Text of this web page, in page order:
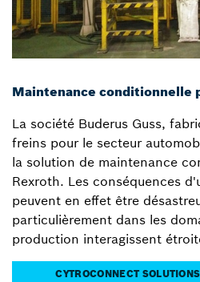
Maintenance conditionnelle
La société Buderus Guss,
freins pour le secteur
la solution de maintenance
Rexroth. Les conséquences
peuvent en effet être
particulièrement dans les
production interagissent
CYTROCONNECT